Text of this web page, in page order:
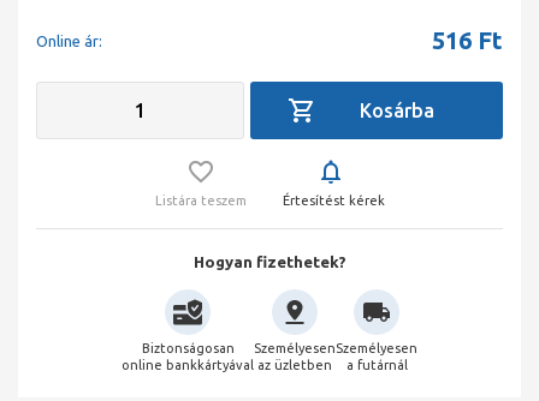
Online ár: 516 Ft
Listára teszem Értesítést kérek
Hogyan fizethetek?
Biztonságosan
online bankkártyával
Személyesen
az üzletben
Személyesen
a futárnál